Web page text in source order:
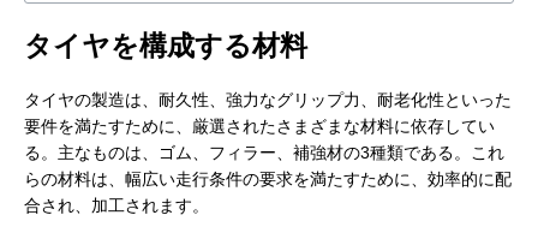
タイヤを構成する材料
タイヤの製造は、耐久性、強力なグリップ力、耐老化性といった
要件を満たすために、厳選されたさまざまな材料に依存してい
る。主なものは、ゴム、フィラー、補強材の3種類である。これ
らの材料は、幅広い走行条件の要求を満たすために、効率的に配
合され、加工されます。